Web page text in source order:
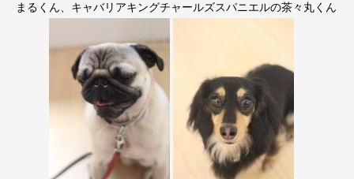
まるくん、キャバリアキングチャールズスパニエルの茶々丸くん